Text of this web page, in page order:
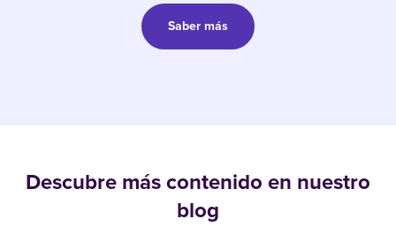
Saber más
Descubre más contenido en nuestro
blog